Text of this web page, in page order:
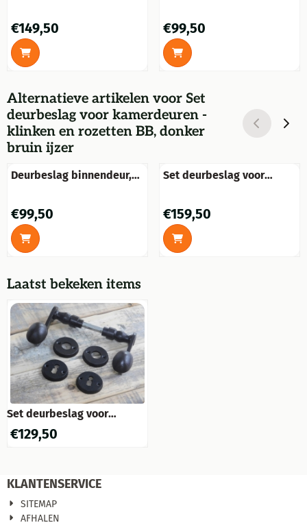
Prijs: 149,50
€149,50
Matzwart - Alu
Prijs: 99,50
€99,50
Alternatieve artikelen voor Set
deurbeslag voor kamerdeuren -
klinken en rozetten BB, donker
bruin ijzer
Deurbeslag binnendeur,
Prijs: 99,50
€99,50
Set deurbeslag voor
handgrepen
Prijs: 159,50
€159,50
Laatst bekeken items
Set deurbeslag voor
kamerdeuren - klinken en
rozetten BB, donker bruin
€129,50
KLANTENSERVICE
SITEMAP
AFHALEN